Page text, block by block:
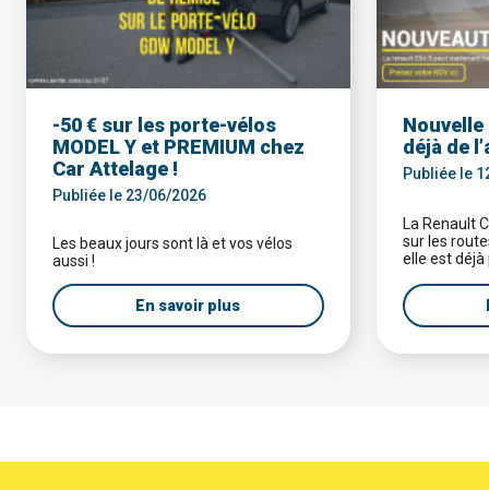
-50 € sur les porte-vélos
MODEL Y et PREMIUM chez
Car Attelage !
Publiée le 23/06/2026
Les beaux jours sont là et vos vélos
aussi !
En savoir plus
Nouvelle
déjà de
Publiée le
La Renault
sur les
elle est déjà